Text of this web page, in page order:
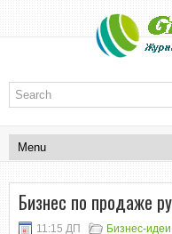
Бизнес по продаже
11:15 ДП Бизнес-идеи